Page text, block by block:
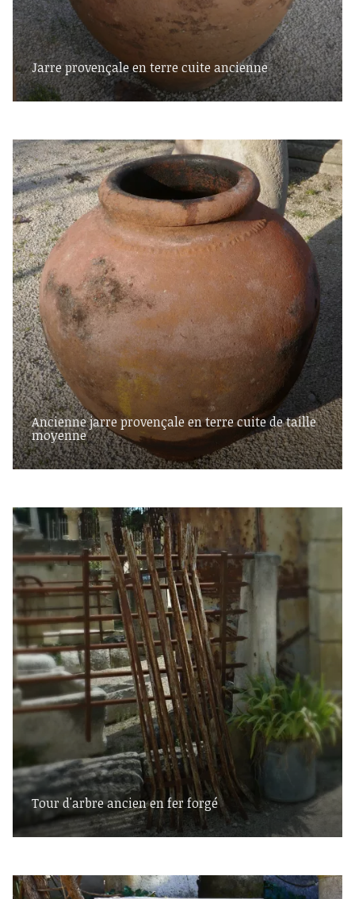
Jarre provençale en terre cuite ancienne
Ancienne jarre provençale en terre cuite de taille
moyenne
Tour d'arbre ancien en fer forgé